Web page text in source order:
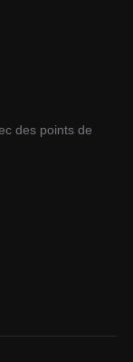
des points de